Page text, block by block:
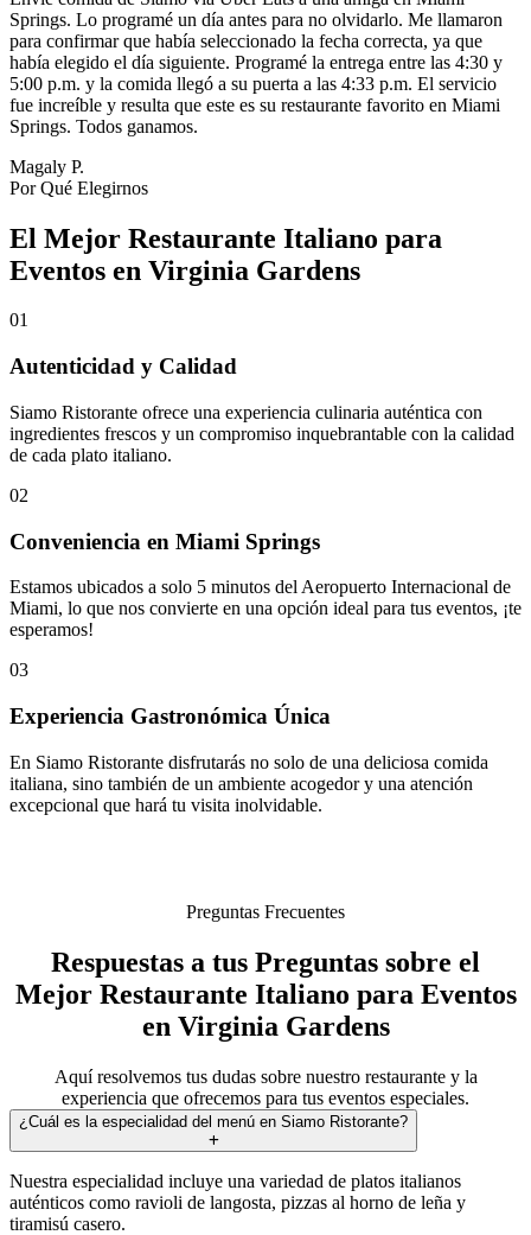
Springs. Lo programé un día antes para no olvidarlo. Me llamaron
para confirmar que había seleccionado la fecha correcta, ya que
había elegido el día siguiente. Programé la entrega entre las 4:30 y
5:00 p.m. y la comida llegó a su puerta a las 4:33 p.m. El servicio
fue increíble y resulta que este es su restaurante favorito en Miami
Springs. Todos ganamos.
Magaly P.
Por Qué Elegirnos
El Mejor Restaurante Italiano para
Eventos en Virginia Gardens
01
Autenticidad y Calidad
Siamo Ristorante ofrece una experiencia culinaria auténtica con
ingredientes frescos y un compromiso inquebrantable con la calidad
de cada plato italiano.
02
Conveniencia en Miami Springs
Estamos ubicados a solo 5 minutos del Aeropuerto Internacional de
Miami, lo que nos convierte en una opción ideal para tus eventos, ¡te
esperamos!
03
Experiencia Gastronómica Única
En Siamo Ristorante disfrutarás no solo de una deliciosa comida
italiana, sino también de un ambiente acogedor y una atención
excepcional que hará tu visita inolvidable.
Preguntas Frecuentes
Respuestas a tus Preguntas sobre el
Mejor Restaurante Italiano para Eventos
en Virginia Gardens
Aquí resolvemos tus dudas sobre nuestro restaurante y la
experiencia que ofrecemos para tus eventos especiales.
¿Cuál es la especialidad del menú en Siamo Ristorante?
Nuestra especialidad incluye una variedad de platos italianos
auténticos como ravioli de langosta, pizzas al horno de leña y
tiramisú casero.